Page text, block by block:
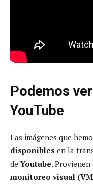
Podemos
YouTube
Las imágenes que
disponibles en la
deYoutube.Provienen
monitoreo visual